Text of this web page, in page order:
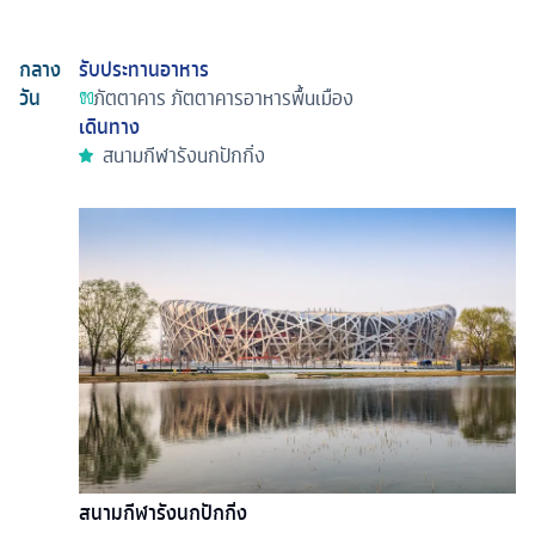
กลาง
วัน
รับประทานอาหาร
ภัตตาคารภัตตาคารอาหารพื้นเมือง
เดินทาง
สนามกีฬารังนกปักกิ่ง
สนามกีฬารังนกปักกิ่ง